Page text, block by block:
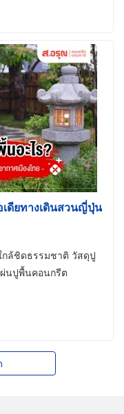
ดียทางเดินสวนญี่ปุ่น
ล้ชิดธรรมชาติ วัสดุปู
นปูพื้นคอนกรีต